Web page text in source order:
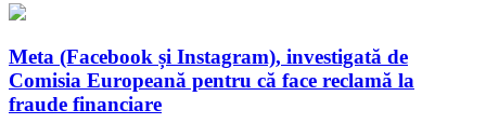
Meta (Facebook și Instagram), investigată de
Comisia Europeană pentru că face reclamă la
fraude financiare